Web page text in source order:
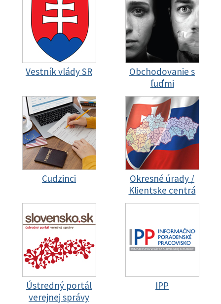
Vestník vlády SR
Obchodovanie s
ľuďmi
Cudzinci
Okresné úrady /
Klientske centrá
Ústredný portál
verejnej správy
IPP